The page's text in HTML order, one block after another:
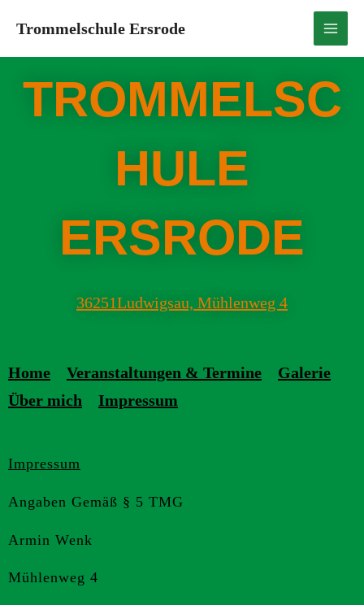
Trommelschule Ersrode
TROMMELSC
HULE
ERSRODE
36251Ludwigsau, Mühlenweg 4
Home Veranstaltungen & Termine
Galerie
Über mich
Impressum
Impressum
Angaben Gemäß § 5 TMG
Armin Wenk
Mühlenweg 4